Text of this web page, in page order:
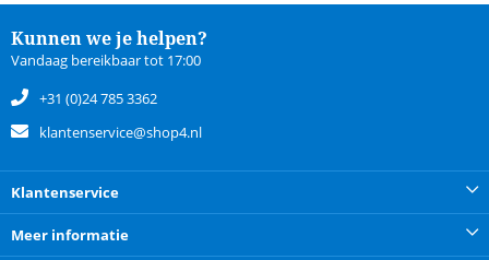
Kunnen we je helpen?
Vandaag bereikbaar tot 17:00
+31 (0)24 785 3362
klantenservice@shop4.nl
Klantenservice
Meer informatie